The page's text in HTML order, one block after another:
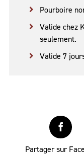
Pourboire
Valide chez
seulement.
Valide 7
Partager sur